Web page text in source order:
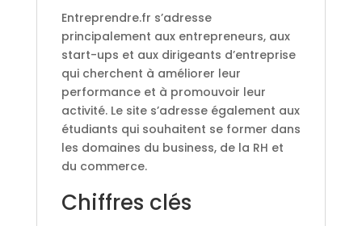
Entreprendre.fr s’adresse
principalement aux entrepreneurs, aux
start-ups et aux dirigeants d’entreprise
qui cherchent à améliorer leur
performance et à promouvoir leur
activité. Le site s’adresse également aux
étudiants qui souhaitent se former dans
les domaines du business, de la RH et
du commerce.
Chiffres clés